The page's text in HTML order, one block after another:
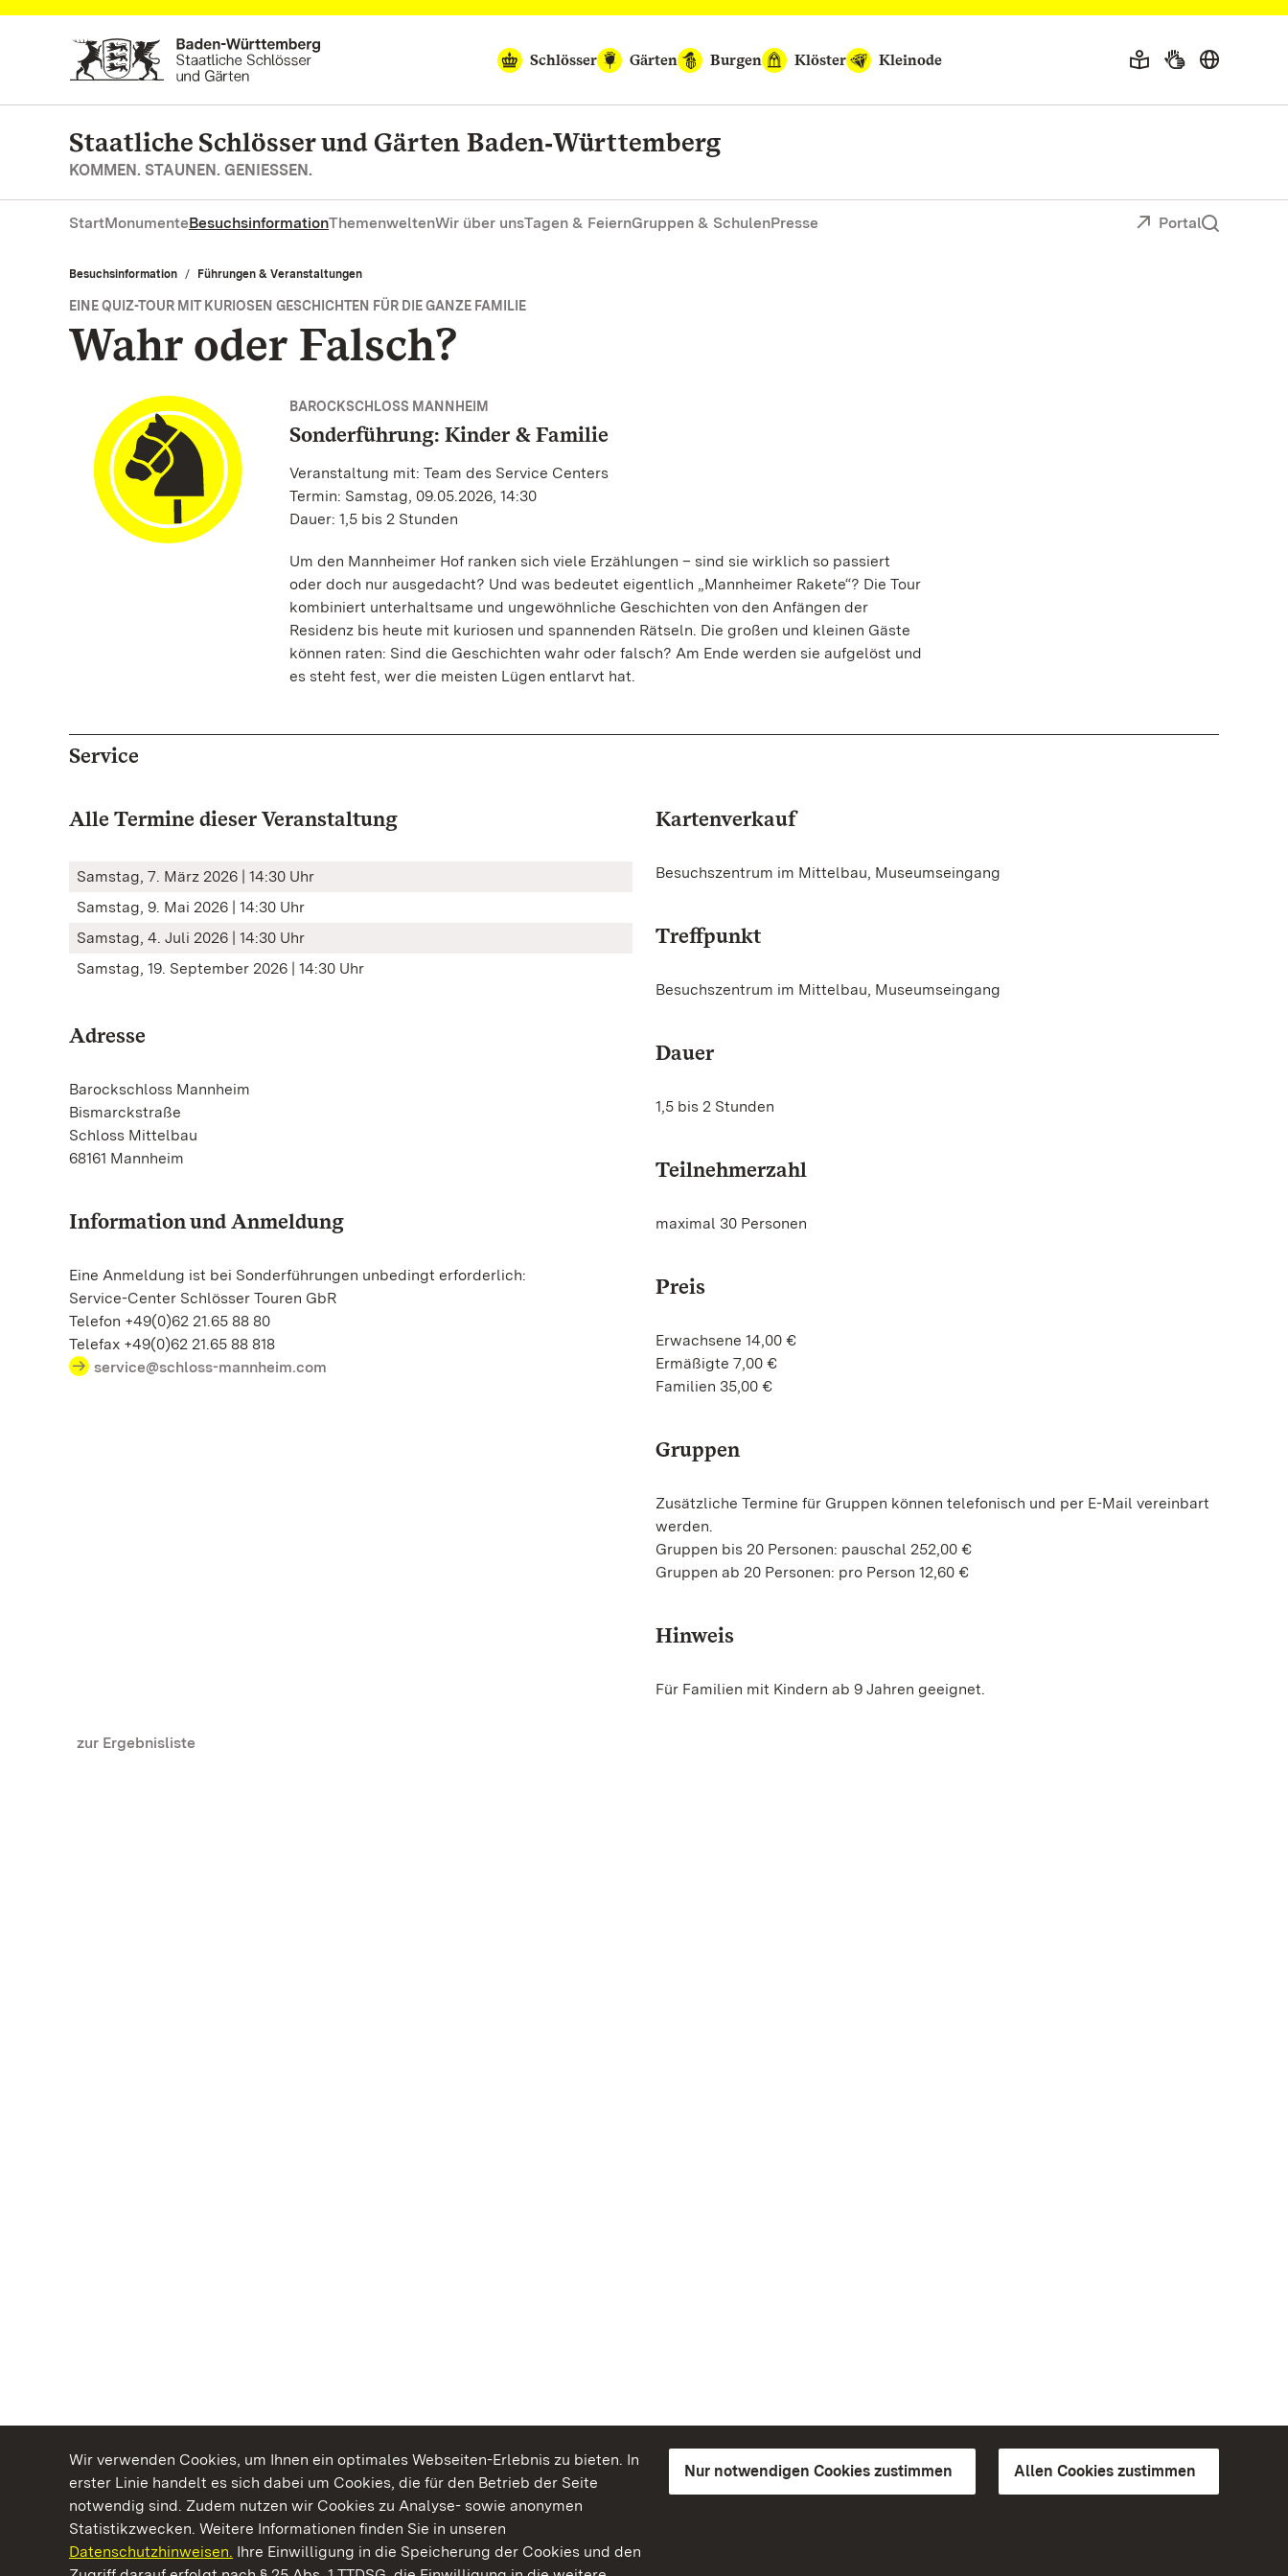
Wir verwenden Cookies, um Ihnen ein optimales Webseiten-Erlebnis zu bieten. In
erster Linie handelt es sich dabei um Cookies, die für den Betrieb der Seite
notwendig sind. Zudem nutzen wir Cookies zu Analyse- sowie anonymen
Statistikzwecken. Weitere Informationen finden Sie in unseren
Datenschutzhinweisen. Ihre Einwilligung in die Speicherung der Cookies und den
Nur notwendigen Cookies zustimmen Allen Cookies zustimmen
Zum Hauptinhalt springen
Schlösser
Gärten Burgen Klöster Kleinode
Staatliche Schlösser und Gärten Baden‑Württemberg
KOMMEN. STAUNEN. GENIESSEN.
StartMonumenteBesuchsinformationThemenweltenWir über unsTagen & FeiernGruppen & SchulenPresse Portal
Besuchsinformation Führungen & Veranstaltungen
EINE QUIZ-TOUR MIT KURIOSEN GESCHICHTEN FÜR DIE GANZE FAMILIE
Wahr oder Falsch?
BAROCKSCHLOSS MANNHEIM
Sonderführung: Kinder & Familie
Veranstaltung mit: Team des Service Centers
Termin: Samstag, 09.05.2026, 14:30
Dauer: 1,5 bis 2 Stunden
Um den Mannheimer Hof ranken sich viele Erzählungen – sind sie wirklich so passiert
oder doch nur ausgedacht? Und was bedeutet eigentlich „Mannheimer Rakete“? Die Tour
kombiniert unterhaltsame und ungewöhnliche Geschichten von den Anfängen der
Residenz bis heute mit kuriosen und spannenden Rätseln. Die großen und kleinen Gäste
können raten: Sind die Geschichten wahr oder falsch? Am Ende werden sie aufgelöst und
es steht fest, wer die meisten Lügen entlarvt hat.
Service
Alle Termine dieser Veranstaltung
Samstag, 7. März 2026 | 14:30 Uhr
Samstag, 9. Mai 2026 | 14:30 Uhr
Samstag, 4. Juli 2026 | 14:30 Uhr
Samstag, 19. September 2026 | 14:30 Uhr
Adresse
Barockschloss Mannheim
Bismarckstraße
Schloss Mittelbau
68161 Mannheim
Information und Anmeldung
Eine Anmeldung ist bei Sonderführungen unbedingt erforderlich:
Service-Center Schlösser Touren GbR
Telefon +49(0)62 21.65 88 80
Telefax +49(0)62 21.65 88 818
service@schloss-mannheim.com
Kartenverkauf
Besuchszentrum im Mittelbau, Museumseingang
Treffpunkt
Besuchszentrum im Mittelbau, Museumseingang
Dauer
1,5 bis 2 Stunden
Teilnehmerzahl
maximal 30 Personen
Preis
Erwachsene 14,00 €
Ermäßigte 7,00 €
Familien 35,00 €
Gruppen
Zusätzliche Termine für Gruppen können telefonisch und per E-Mail vereinbart
werden.
Gruppen bis 20 Personen: pauschal 252,00 €
Gruppen ab 20 Personen: pro Person 12,60 €
Hinweis
Für Familien mit Kindern ab 9 Jahren geeignet.
zur Ergebnisliste